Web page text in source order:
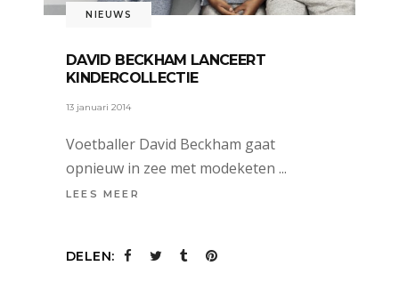
NIEUWS
DAVID BECKHAM LANCEERT
KINDERCOLLECTIE
13 januari 2014
Voetballer David Beckham gaat
opnieuw in zee met modeketen
LEES MEER
DELEN: